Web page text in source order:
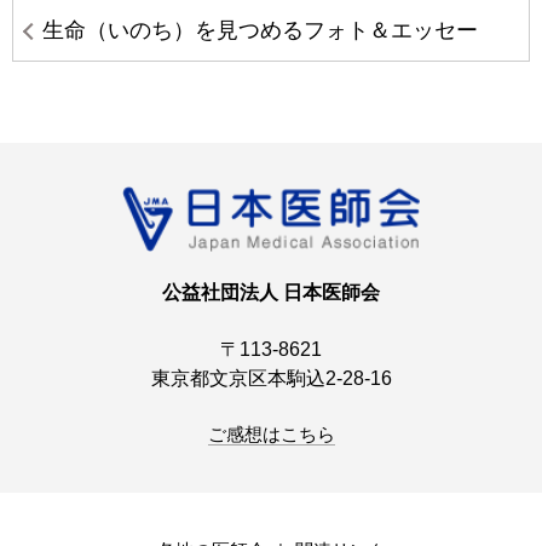
生命（いのち）を見つめるフォト＆エッセー
公益社団法人 日本医師会
〒113-8621
東京都文京区本駒込2-28-16
ご感想はこちら